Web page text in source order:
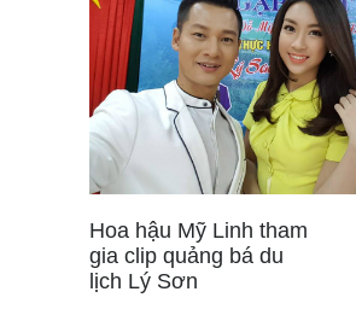
Hoa hậu Mỹ Linh tham
gia clip quảng bá du
lịch Lý Sơn